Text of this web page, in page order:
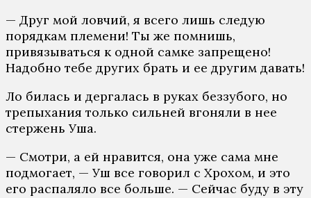
— Друг мой ловчий, я всего лишь следую
порядкам племени! Ты же помнишь,
привязываться к одной самке запрещено!
Надобно тебе других брать и ее другим давать!
Ло билась и дергалась в руках беззубого, но
трепыхания только сильней вгоняли в нее
стержень Уша.
— Смотри, а ей нравится, она уже сама мне
подмогает, — Уш все говорил с Хрохом, и это
его распаляло все больше. — Сейчас буду в эту